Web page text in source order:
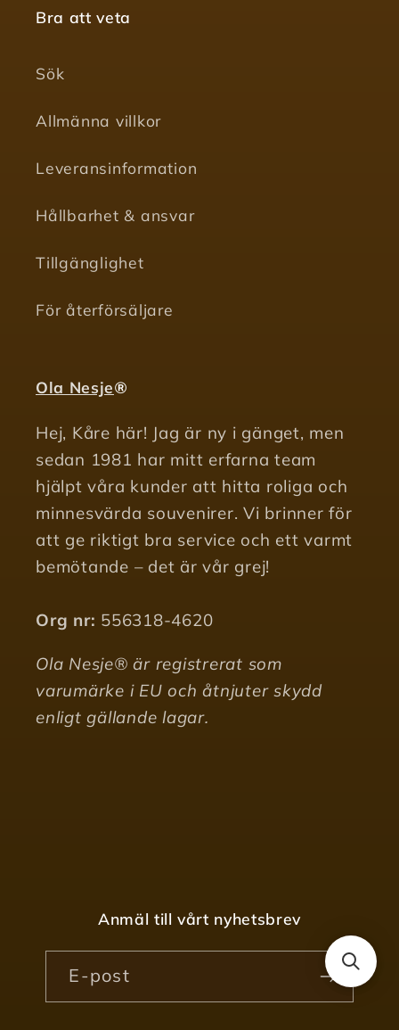
Bra att veta
Sök
Allmänna villkor
Leveransinformation
Hållbarhet & ansvar
Tillgänglighet
För återförsäljare
Ola Nesje®
Hej, Kåre här! Jag är ny i gänget, men
sedan 1981 har mitt erfarna team
hjälpt våra kunder att hitta roliga och
minnesvärda souvenirer. Vi brinner för
att ge riktigt bra service och ett varmt
bemötande – det är vår grej!
Org nr: 556318-4620
Ola Nesje® är registrerat som
varumärke i EU och åtnjuter skydd
enligt gällande lagar.
Anmäl till vårt nyhetsbrev
E-post